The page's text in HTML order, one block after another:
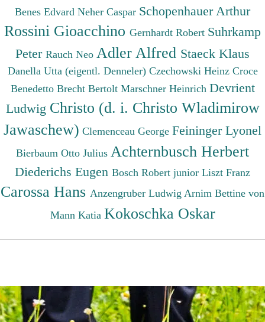
Benes Edvard Neher Caspar Schopenhauer Arthur
Rossini Gioacchino Gernhardt Robert Suhrkamp
Peter Rauch Neo Adler Alfred Staeck Klaus
Danella Utta (eigentl. Denneler) Czechowski Heinz Croce
Benedetto Brecht Bertolt Marschner Heinrich Devrient
Ludwig Christo (d. i. Christo Wladimirow
Jawaschew) Clemenceau George Feininger Lyonel
Bierbaum Otto Julius Achternbusch Herbert
Diederichs Eugen Bosch Robert junior Liszt Franz
Carossa Hans Anzengruber Ludwig Arnim Bettine von
Mann Katia Kokoschka Oskar